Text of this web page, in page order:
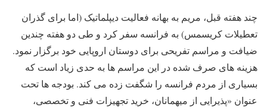
چند هفته قبل، مریم به بهانه فعالیت دیپلماتیک (اما برای گذران
تعطیلات کریسمس) به فرانسه سفر کرد و طی دو هفته چندین
ضیافت و مراسم تفریحی برای دوستان اروپایی خود برگزار نمود.
هزینه های صرف شده در این مراسم ها به حدی زیاد است که
بسیاری از مردم فرانسه را شگفت زده می کند. بودجه ها تحت
عنوان «پذیرایی از میهمانان، خرید تجهیزات فنی و تخصصی،